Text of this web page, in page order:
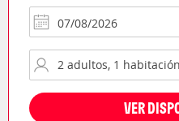
VER